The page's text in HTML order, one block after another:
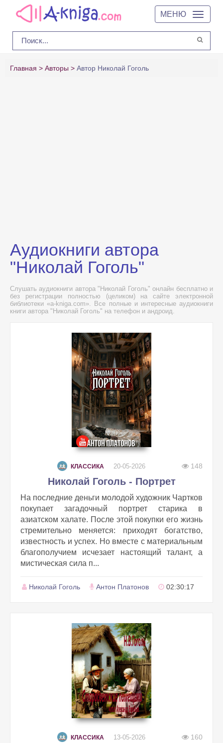
МЕНЮ
Главная Авторы Автор Николай Гоголь
Аудиокниги автора
"Николай Гоголь"
Слушать аудиокниги автора "Николай Гоголь" онлайн бесплатно и
без регистрации полностью (целиком) на сайте электронной
библиотеки «a-kniga.com». Все полные и интересные аудиокниги
книги автора "Николай Гоголь" на телефон и андроид.
КЛАССИКА 20-05-2026 148
Николай Гоголь - Портрет
На последние деньги молодой художник Чартков
покупает загадочный портрет старика в
азиатском халате. После этой покупки его жизнь
стремительно меняется: приходят богатство,
известность и успех. Но вместе с материальным
благополучием исчезает настоящий талант, а
мистическая сила п...
Николай Гоголь Антон Платонов 02:30:17
КЛАССИКА 13-05-2026 160